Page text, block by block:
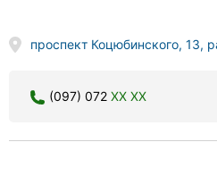
проспект Коцюбинского, 13,
(097) 072 XX XX